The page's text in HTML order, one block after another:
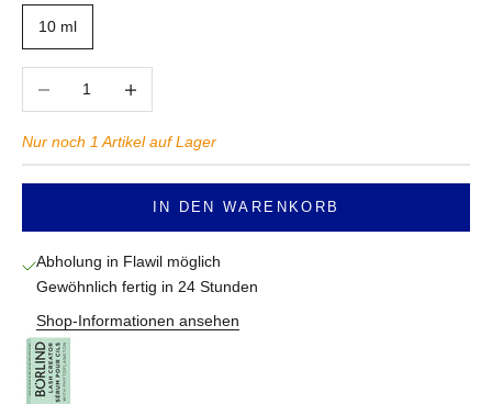
10 ml
Anzahl verringern
Nur noch 1 Artikel auf Lager
IN DEN WARENKORB
Abholung in Flawil möglich
Gewöhnlich fertig in 24 Stunden
Shop-Informationen ansehen